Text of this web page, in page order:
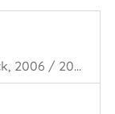
207/207+ (WA/WC/WM), Hatchback, 2006 / 2015 1.4